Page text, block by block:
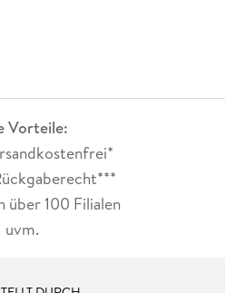
Vorteile:
über 100 Filialen
uvm.